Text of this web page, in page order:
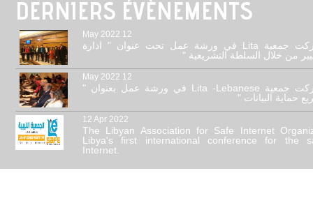
DERNIERS ÉVÈNEMENTS
12 May 2022
شاركت جمعية Lita في ورشة عمل تحت عنوان " ادارة
من خلال السلطة التشريعية "
12 May 2022
شارکت جمعية Lita -Lebanese في ورشة عمل بعنوان "
حماية البيانات "
12 Apr 2022
The Libyan Association for Safe Internet
Libya's first international conference for the
Internet.